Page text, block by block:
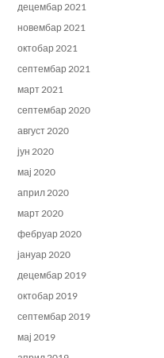
децембар 2021
новембар 2021
октобар 2021
септембар 2021
март 2021
септембар 2020
август 2020
јун 2020
мај 2020
април 2020
март 2020
фебруар 2020
јануар 2020
децембар 2019
октобар 2019
септембар 2019
мај 2019